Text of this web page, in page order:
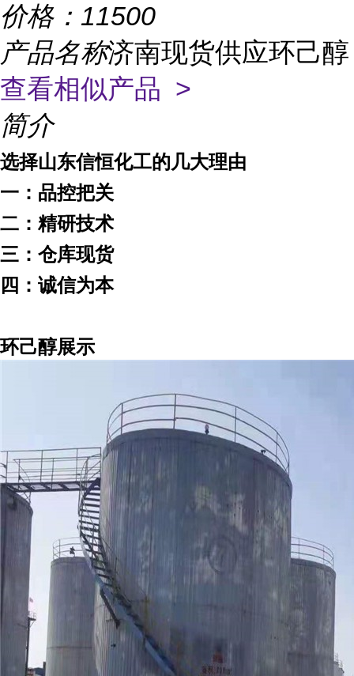
价格： 11500
产品名称济南现货供应环己醇
查看相似产品 >
简介
选择山东信恒化工的几大理由
一：品控把关
二：精研技术
三：仓库现货
四：诚信为本
环己醇展示